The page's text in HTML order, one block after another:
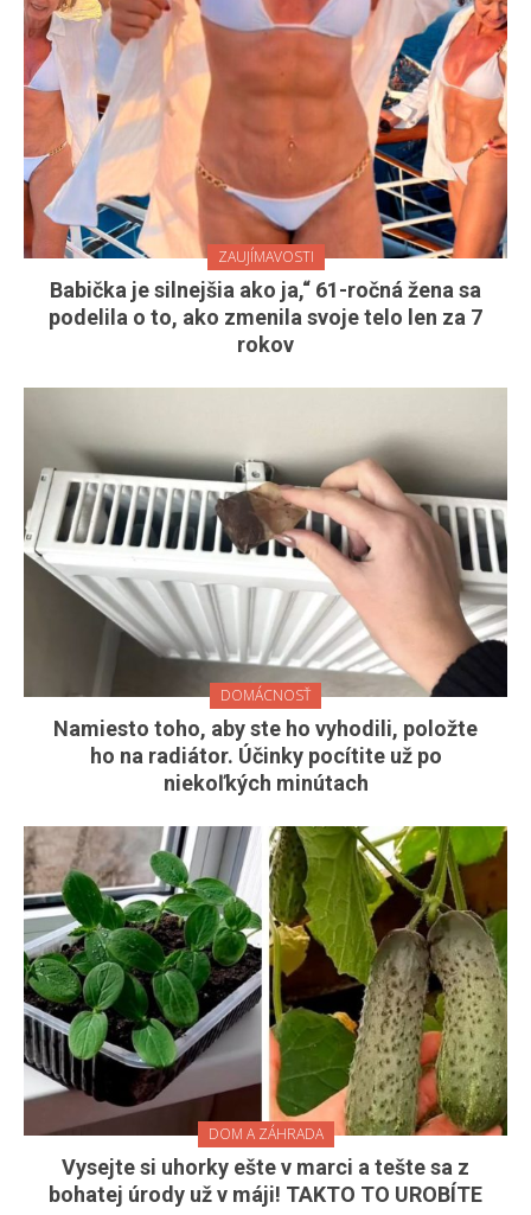
ZAUJÍMAVOSTI
Babička je silnejšia ako ja,“ 61-ročná žena sa
podelila o to, ako zmenila svoje telo len za 7
rokov
DOMÁCNOSŤ
Namiesto toho, aby ste ho vyhodili, položte
ho na radiátor. Účinky pocítite už po
niekoľkých minútach
DOM A ZÁHRADA
Vysejte si uhorky ešte v marci a tešte sa z
bohatej úrody už v máji! TAKTO TO UROBÍTE